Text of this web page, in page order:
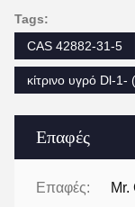
Επαφές
Επαφές:
Tags:
CAS 42882-31-5
κίτρινο υγρό Dl-